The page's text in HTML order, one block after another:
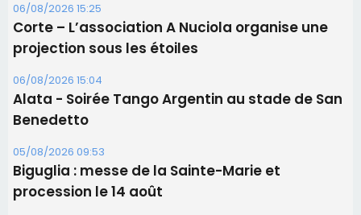
06/08/2026 15:25
Corte – L’association A Nuciola organise une
projection sous les étoiles
06/08/2026 15:04
Alata - Soirée Tango Argentin au stade de San
Benedetto
05/08/2026 09:53
Biguglia : messe de la Sainte-Marie et
procession le 14 août